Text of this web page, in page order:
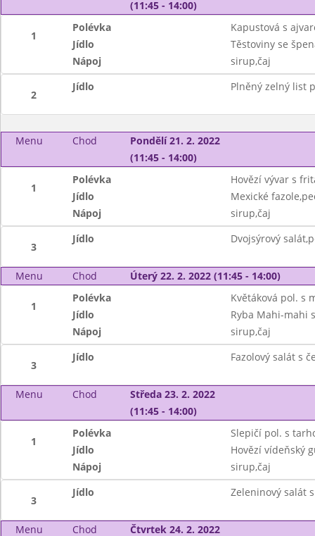
(11:45 - 14:00)
1
Polévka
Kapustová s
Jídlo
Těstoviny se
Nápoj
sirup,čaj
2
Jídlo Plněný zelný list
Menu Chod
Pondělí 21. 2. 2022
(11:45 - 14:00)
1
Polévka
Hovězí vývar s
Jídlo
Mexické
Nápoj
sirup,čaj
3
Jídlo Dvojsýrový
Menu Chod Úterý 22. 2. 2022 (11:45 - 14:00)
1
Polévka
Květáková pol. s
Jídlo
Ryba Mahi-mahi
Nápoj
sirup,čaj
3
Jídlo Fazolový salát s
Menu Chod
Středa 23. 2. 2022
(11:45 - 14:00)
1
Polévka
Slepičí pol. s
Jídlo
Hovězí vídeňský
Nápoj
sirup,čaj
3
Jídlo Zeleninový salát
Menu Chod Čtvrtek 24. 2. 2022